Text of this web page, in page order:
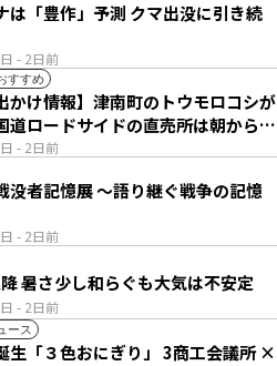
- 2日前
」予測 クマ出没に引き続
すすめ
- 2日前
かけ情報】津南町のトウモロコシが
道ロードサイドの直売所は朝から長
- 2日前
没者記憶展 ～語り継ぐ戦争の記憶
- 2日前
8日(土)以降 暑さ少し和らぐも大気は不安定
ース
生「３色おにぎり」 3商工会議所 ×